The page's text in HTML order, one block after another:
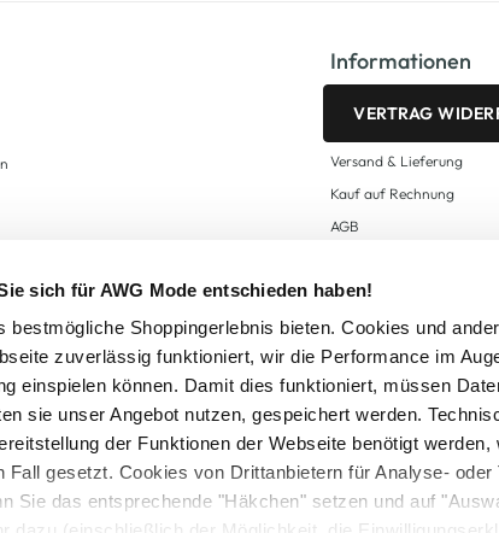
sich für AWG Mode entschieden haben!
bestmögliche Shoppingerlebnis bieten. Cookies und
zuverlässig funktioniert, wir die Performance im
einspielen können. Damit dies funktioniert, müssen
sie unser Angebot nutzen, gespeichert werden.
der Funktionen der Webseite benötigt werden,
Fall gesetzt. Cookies von Drittanbietern für Analyse-
Sie das entsprechende "Häkchen" setzen und auf
Informationen
VERTRAG
Versand & Lieferung
Kauf auf Rechnung
AGB
Zahlungsarten
Datenschutz
AWG CARD
gesetzl. Mehrwertsteuer zzgl.